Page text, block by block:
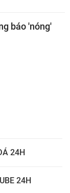
báo 'nóng'
24H
24H